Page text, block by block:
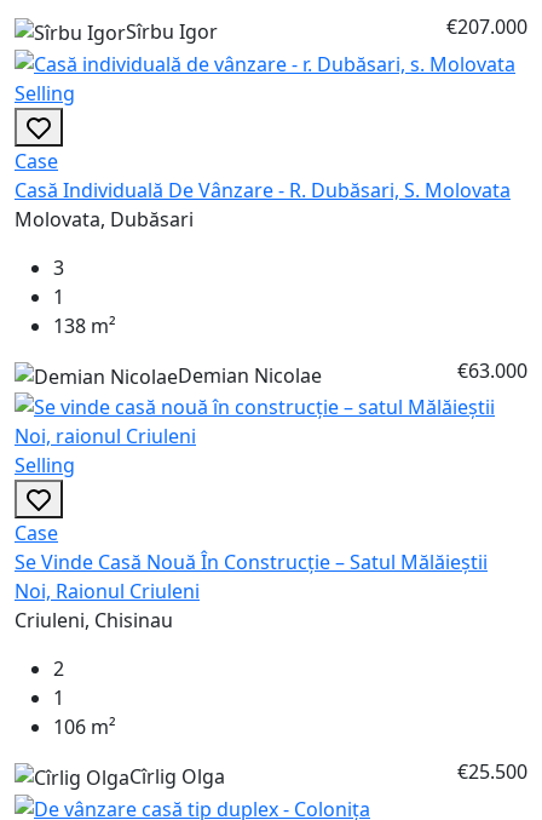
Sîrbu Igor
€207.000
Selling
Case
Casă Individuală De Vânzare - R. Dubăsari, S. Molovata
Molovata, Dubăsari
3
1
138 m²
Demian Nicolae
€63.000
Selling
Case
Se Vinde Casă Nouă În Construcție – Satul Mălăieștii
Noi, Raionul Criuleni
Criuleni, Chisinau
2
1
106 m²
Cîrlig Olga
€25.500